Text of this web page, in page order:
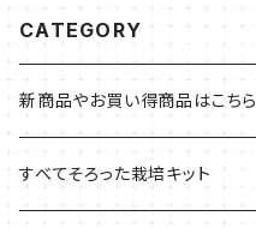
CATEGORY
新商品やお買い得商品はこちら
今イチオシの商品
すべてそろった栽培キット